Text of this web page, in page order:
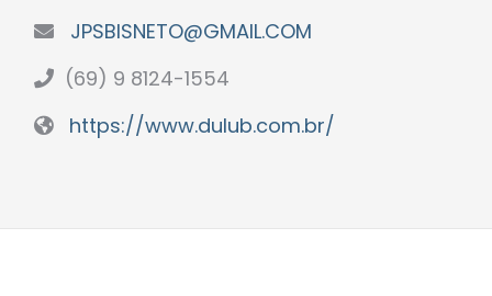
JPSBISNETO@GMAIL.COM
(69) 9 8124-1554
https://www.dulub.com.br/